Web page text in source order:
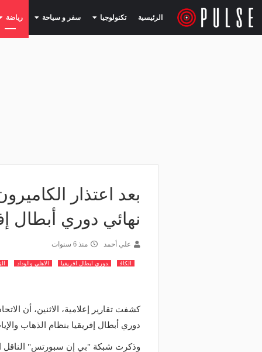
الرئيسية تكنولوجيا (current) سفر و سياحة (current) رياضة
بعد اعتذار
نهائي دوري أبطال
علي أحمد منذ 6 سنوات
الكاف دوري ابطال افريقيا الاهلي والوداد
كشفت تقارير إعلامية، الاثنين، أن
دوري أبطال إفريقيا بنظام الذهاب
وذكرت شبكة "بي إن سبورتس" الناقل